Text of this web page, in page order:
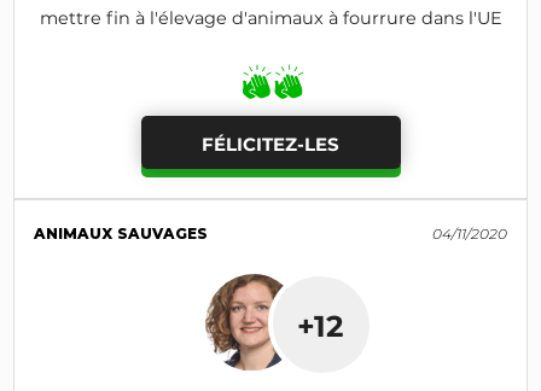
mettre fin à l'élevage d'animaux à fourrure dans l'UE
FÉLICITEZ-LES
ANIMAUX SAUVAGES 04/11/2020
+12